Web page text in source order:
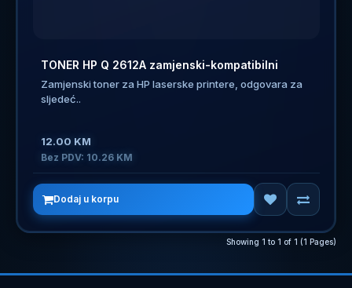
TONER HP Q 2612A zamjenski-kompatibilni
Zamjenski toner za HP laserske printere, odgovara za
sljedeć..
12.00 KM
Bez PDV: 10.26 KM
Dodaj u korpu
Showing 1 to 1 of 1 (1 Pages)